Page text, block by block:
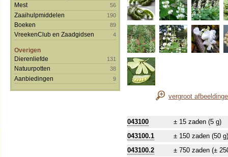
Mest 56
Zaaihulpmiddelen 190
Boeken 89
VreekenClub en Zaadgidsen 4
Overigen
Dierenliefde
131
Natuurpotten 38
Aanbiedingen 9
vergroot
043100
± 15 zaden (5 g)
043100.1
± 150 zaden (50 g)
043100.2
± 750 zaden (±